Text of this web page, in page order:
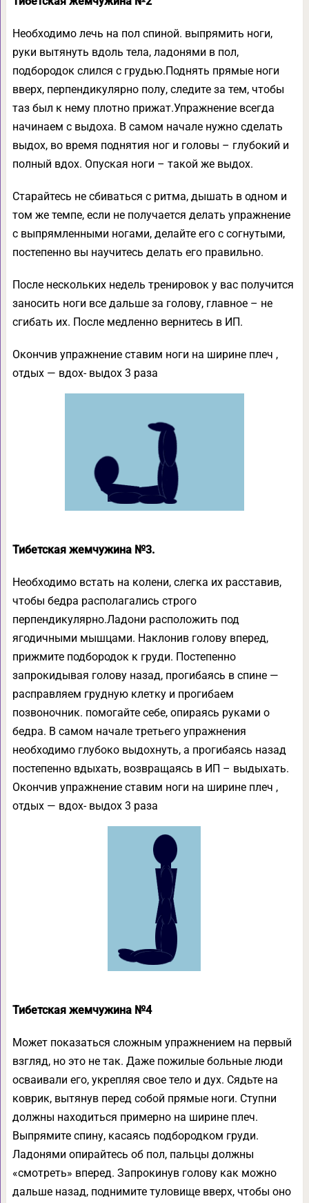
Необходимо лечь на пол спиной. выпрямить ноги,
руки вытянуть вдоль тела, ладонями в пол,
подбородок слился с грудью.Поднять прямые ноги
вверх, перпендикулярно полу, следите за тем, чтобы
таз был к нему плотно прижат.Упражнение всегда
начинаем с выдоха. В самом начале нужно сделать
выдох, во время поднятия ног и головы – глубокий и
полный вдох. Опуская ноги – такой же выдох.
Старайтесь не сбиваться с ритма, дышать в одном и
том же темпе, если не получается делать упражнение
с выпрямленными ногами, делайте его с согнутыми,
постепенно вы научитесь делать его правильно.
После нескольких недель тренировок у вас получится
заносить ноги все дальше за голову, главное – не
сгибать их. После медленно вернитесь в ИП.
Окончив упражнение ставим ноги на ширине плеч ,
отдых — вдох- выдох 3 раза
Тибетская жемчужина №3.
Необходимо встать на колени, слегка их расставив,
чтобы бедра располагались строго
перпендикулярно.Ладони расположить под
ягодичными мышцами. Наклонив голову вперед,
прижмите подбородок к груди. Постепенно
запрокидывая голову назад, прогибаясь в спине —
расправляем грудную клетку и прогибаем
позвоночник. помогайте себе, опираясь руками о
бедра. В самом начале третьего упражнения
необходимо глубоко выдохнуть, а прогибаясь назад
постепенно вдыхать, возвращаясь в ИП – выдыхать.
Окончив упражнение ставим ноги на ширине плеч ,
отдых — вдох- выдох 3 раза
Тибетская жемчужина №4
Может показаться сложным упражнением на первый
взгляд, но это не так. Даже пожилые больные люди
осваивали его, укрепляя свое тело и дух. Сядьте на
коврик, вытянув перед собой прямые ноги. Ступни
должны находиться примерно на ширине плеч.
Выпрямите спину, касаясь подбородком груди.
Ладонями опирайтесь об пол, пальцы должны
«смотреть» вперед. Запрокинув голову как можно
дальше назад, поднимите туловище вверх, чтобы оно